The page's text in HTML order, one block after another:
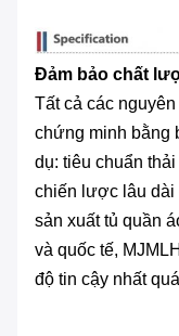
Đảm bảo chất
Tất cả các
chứng minh bằng
dụ: tiêu chuẩn
chiến lược lâu dài
sản xuất tủ quần
và quốc tế,
độ tin cậy nhất